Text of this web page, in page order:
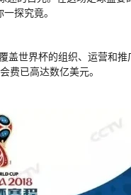
探究竟。
世界杯的组织、运营和
费已高达数亿美元。